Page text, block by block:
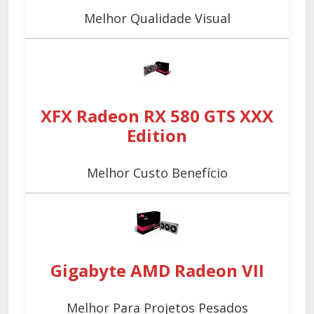
Melhor Qualidade Visual
XFX Radeon RX 580 GTS XXX
Edition
Melhor Custo Benefício
Gigabyte AMD Radeon VII
Melhor Para Projetos Pesados